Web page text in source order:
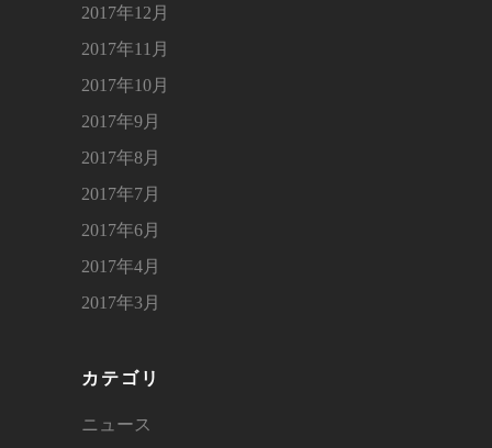
2017年12月
2017年11月
2017年10月
2017年9月
2017年8月
2017年7月
2017年6月
2017年4月
2017年3月
カテゴリ
ニュース